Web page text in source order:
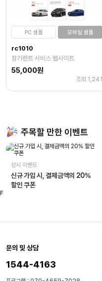
PC 샘플 모바일 샘플
rc1010
장기렌트 서비스 웹사이트
55,000원
조회 1,241
주목할 만한 이벤트
상시 이벤트
신규 가입 시, 결제금액의 20%
할인 쿠폰
F
문의 및 상담
1544-4163